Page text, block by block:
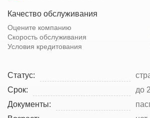
Качество обслуживания
Оцените компанию
Скорость обслуживания
Условия кредитования
Статус:
Срок:
до
Документы: